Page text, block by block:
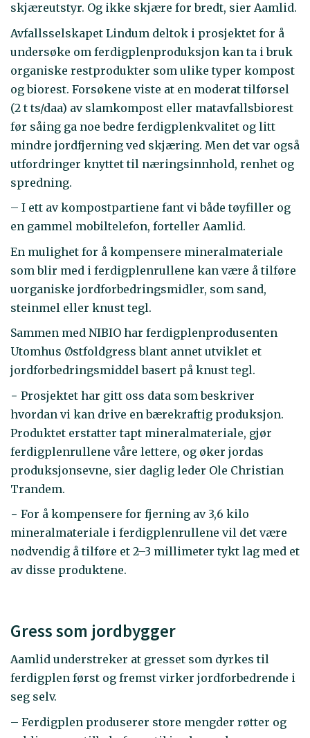
skjæreutstyr. Og ikke skjære for bredt, sier Aamlid.
Avfallsselskapet Lindum deltok i prosjektet for å
undersøke om ferdigplenproduksjon kan ta i bruk
organiske restprodukter som ulike typer kompost
og biorest. Forsøkene viste at en moderat tilførsel
(2 t ts/daa) av slamkompost eller matavfallsbiorest
før såing ga noe bedre ferdigplenkvalitet og litt
mindre jordfjerning ved skjæring. Men det var også
utfordringer knyttet til næringsinnhold, renhet og
spredning.
– I ett av kompostpartiene fant vi både tøyfiller og
en gammel mobiltelefon, forteller Aamlid.
En mulighet for å kompensere mineralmateriale
som blir med i ferdigplenrullene kan være å tilføre
uorganiske jordforbedringsmidler, som sand,
steinmel eller knust tegl.
Sammen med NIBIO har ferdigplenprodusenten
Utomhus Østfoldgress blant annet utviklet et
jordforbedringsmiddel basert på knust tegl.
− Prosjektet har gitt oss data som beskriver
hvordan vi kan drive en bærekraftig produksjon.
Produktet erstatter tapt mineralmateriale, gjør
ferdigplenrullene våre lettere, og øker jordas
produksjonsevne, sier daglig leder Ole Christian
Trandem.
− For å kompensere for fjerning av 3,6 kilo
mineralmateriale i ferdigplenrullene vil det være
nødvendig å tilføre et 2–3 millimeter tykt lag med et
av disse produktene.
Gress som jordbygger
Aamlid understreker at gresset som dyrkes til
ferdigplen først og fremst virker jordforbedrende i
seg selv.
– Ferdigplen produserer store mengder røtter og